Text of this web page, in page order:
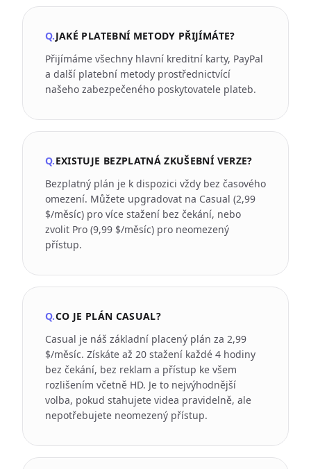
Q.JAKÉ PLATEBNÍ METODY PŘIJÍMÁTE?
Přijímáme všechny hlavní kreditní karty, PayPal
a další platební metody prostřednictvící
našeho zabezpečeného poskytovatele plateb.
Q.EXISTUJE BEZPLATNÁ ZKUŠEBNÍ VERZE?
Bezplatný plán je k dispozici vždy bez časového
omezení. Můžete upgradovat na Casual (2,99
$/měsíc) pro více stažení bez čekání, nebo
zvolit Pro (9,99 $/měsíc) pro neomezený
přístup.
Q.CO JE PLÁN CASUAL?
Casual je náš základní placený plán za 2,99
$/měsíc. Získáte až 20 stažení každé 4 hodiny
bez čekání, bez reklam a přístup ke všem
rozlišením včetně HD. Je to nejvýhodnější
volba, pokud stahujete videa pravidelně, ale
nepotřebujete neomezený přístup.